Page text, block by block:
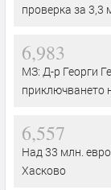
проверка за
6,983
МЗ: Д-р Георги
приключването
6,557
Над 33 млн.
Хасково